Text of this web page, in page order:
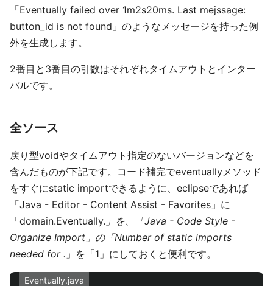
「Eventually failed over 1m2s20ms. Last mejssage:
button_id is not found」のようなメッセージを持った例
外を生成します。
2番目と3番目の引数はそれぞれタイムアウトとインター
バルです。
全ソース
戻り型voidやタイムアウト指定のないバージョンなどを
含んだものが下記です。コード補完でeventuallyメソッド
をすぐにstatic importできるように、eclipseであれば
「Java - Editor - Content Assist - Favorites」に
「domain.Eventually. 」を、「Java - Code Style -
Organize Import」の「Number of static imports
needed for . 」を「1」にしておくと便利です。
Eventually.java